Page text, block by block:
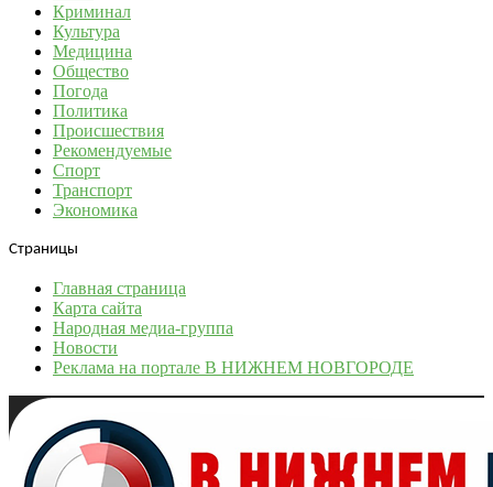
Криминал
Культура
Медицина
Общество
Погода
Политика
Происшествия
Рекомендуемые
Спорт
Транспорт
Экономика
Страницы
Главная страница
Карта сайта
Народная медиа-группа
Новости
Реклама на портале В НИЖНЕМ НОВГОРОДЕ